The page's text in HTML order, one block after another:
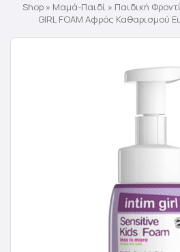
Shop » Μαμά-Παιδί » Παιδική
GIRL FOAM Αφρός Καθαρισμού